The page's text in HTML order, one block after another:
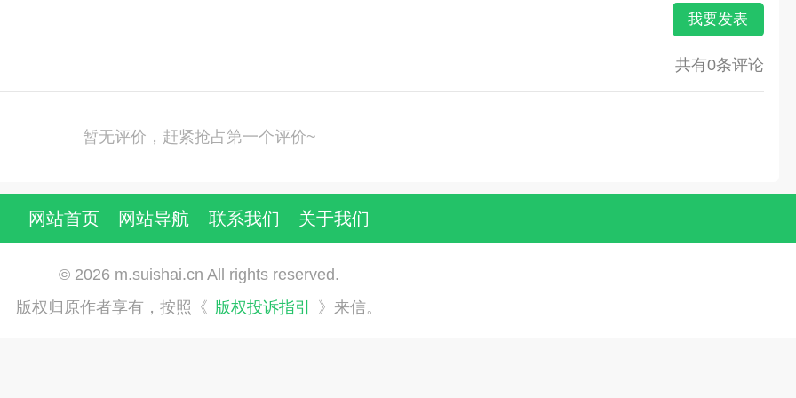
我要发表
共有0条评论
暂无评价，赶紧抢占第一个评价~
网站首页 网站导航 联系我们 关于我们
© 2026 m.suishai.cn All rights reserved.
版权归原作者享有，按照《 版权投诉指引 》来信。